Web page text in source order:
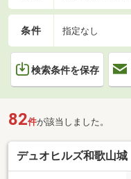
条件 指定なし
検索条件を保存
82件が該当しました。
デュオヒルズ和歌山城